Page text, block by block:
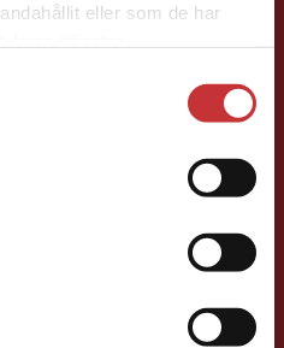
eller som de har
enhet utanför Sverige.
utanför Sverige. För
måste